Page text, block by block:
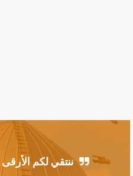
ننتقي لكم الأرقى